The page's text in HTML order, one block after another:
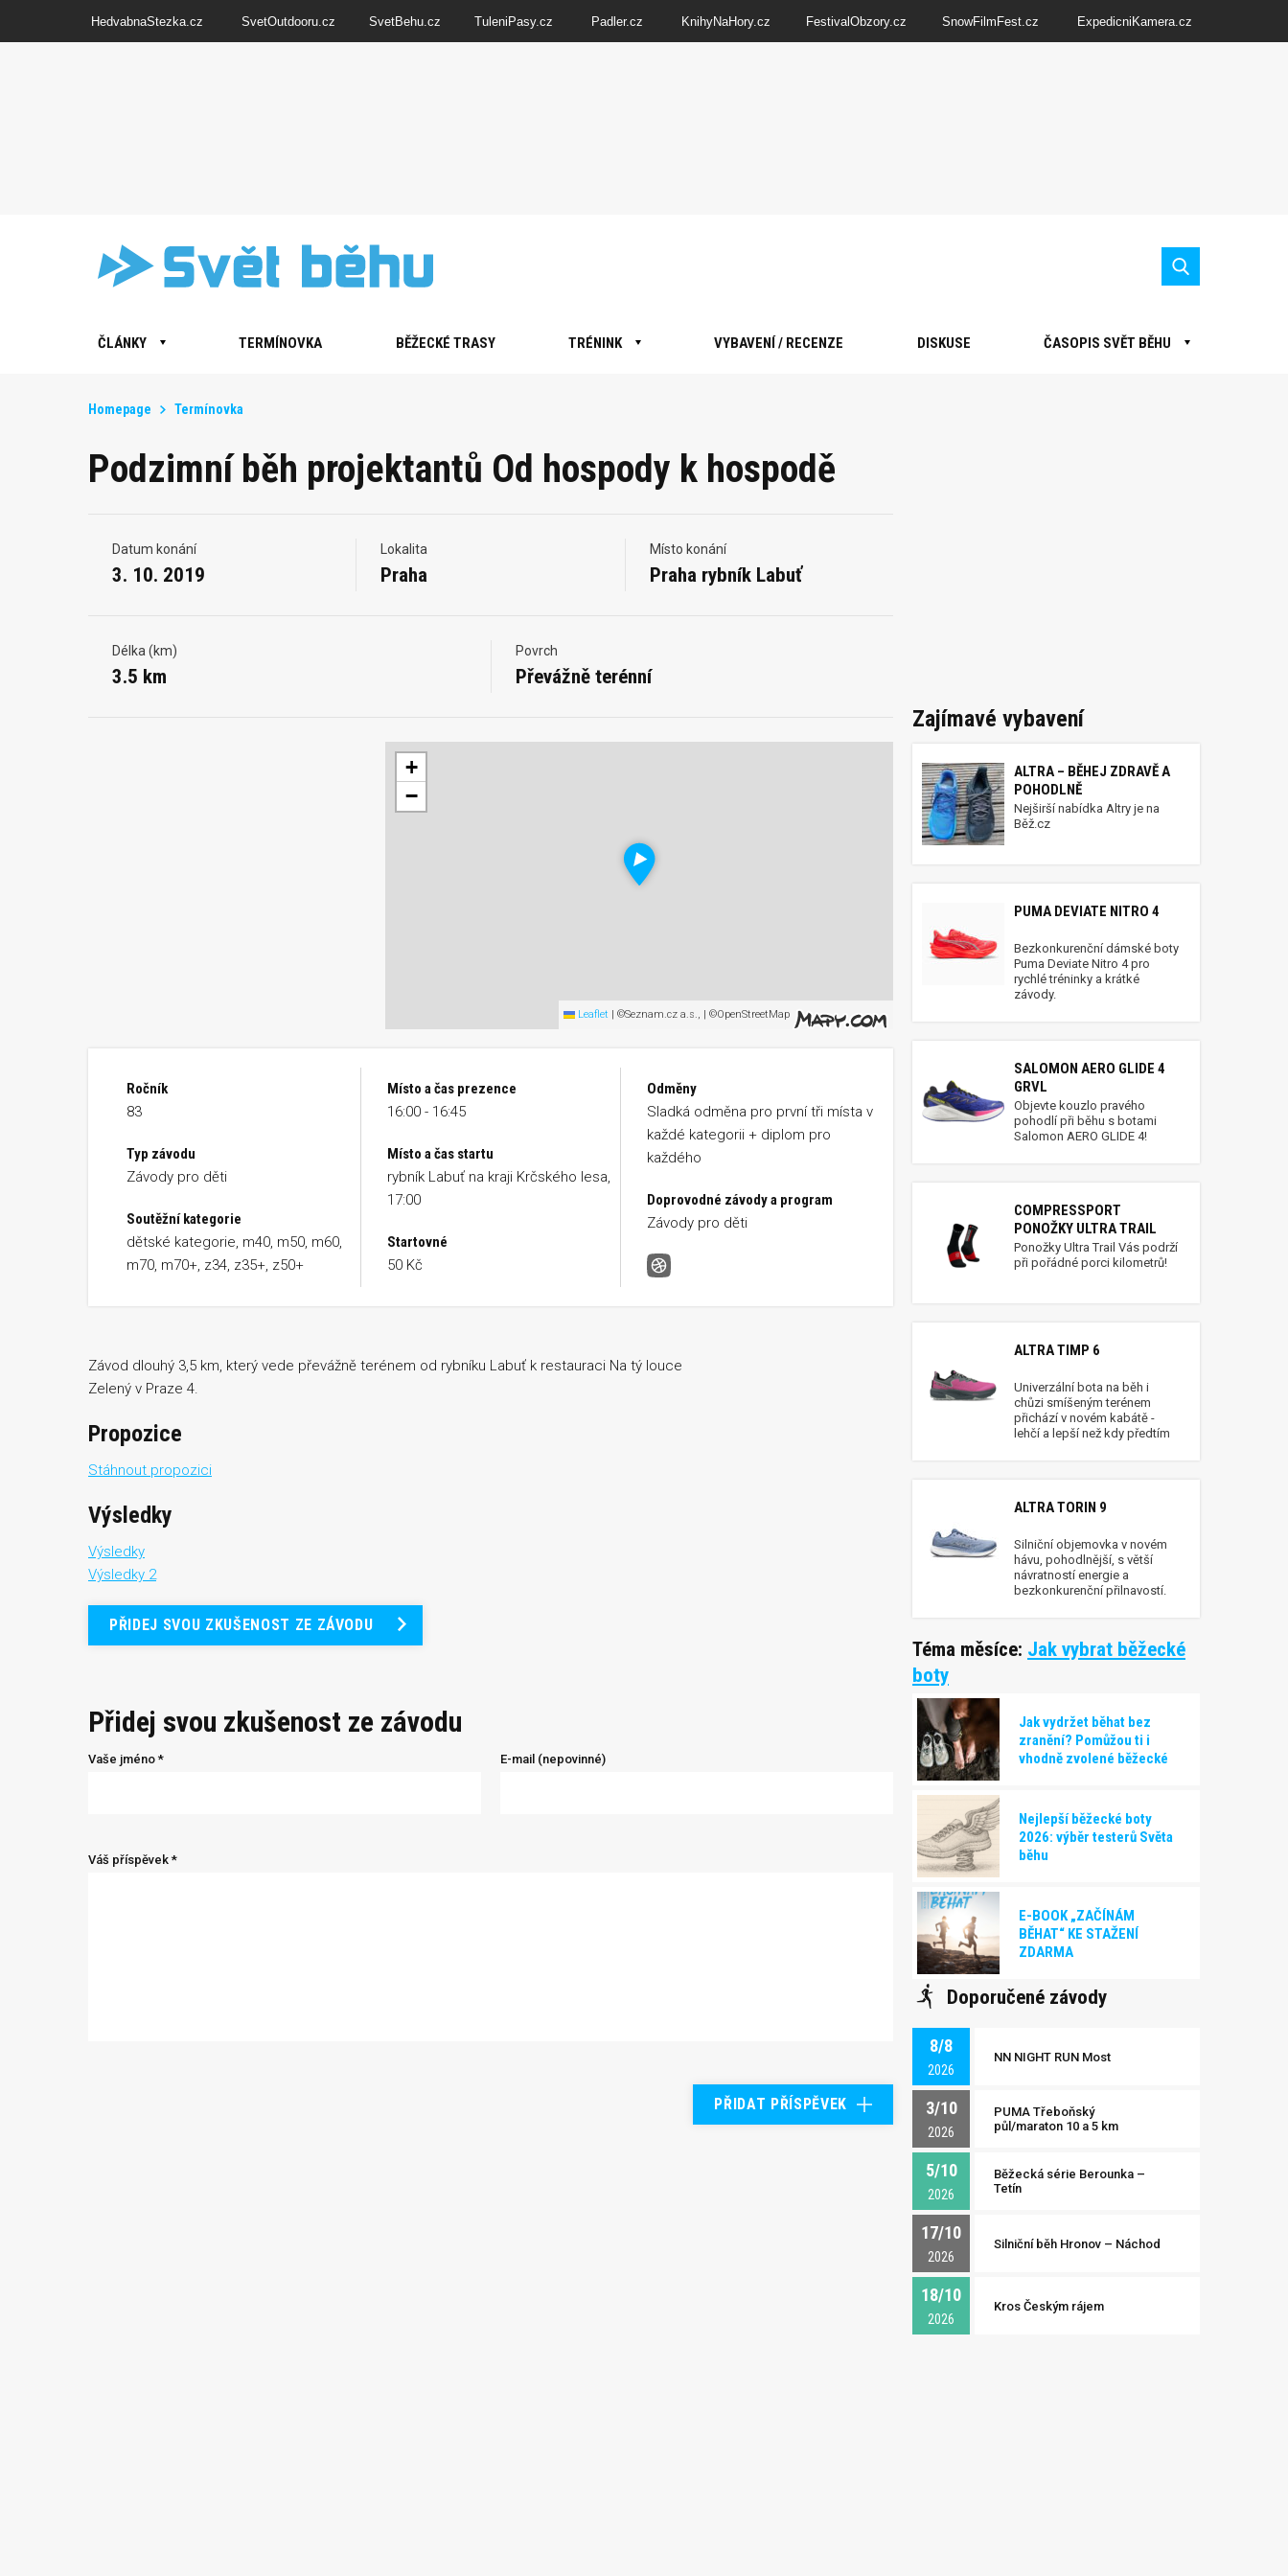
HedvabnaStezka.cz SvetOutdooru.cz SvetBehu.cz TuleniPasy.cz Padler.cz KnihyNaHory.cz FestivalObzory.cz SnowFilmFest.cz ExpedicniKamera.cz
ČLÁNKY TERMÍNOVKA BĚŽECKÉ TRASY TRÉNINK VYBAVENÍ / RECENZE DISKUSE ČASOPIS SVĚT BĚHU
Homepage Termínovka
Podzimní běh projektantů Od hospody k hospodě
Datum konání
3. 10. 2019
Lokalita
Praha
Místo konání
Praha rybník Labuť
Délka (km)
3.5 km
Povrch
Převážně terénní
+
−
Leaflet | ©Seznam.cz a.s., | ©OpenStreetMap
Ročník
83
Typ závodu
Závody pro děti
Soutěžní kategorie
dětské kategorie, m40, m50, m60,
m70, m70+, z34, z35+, z50+
Místo a čas prezence
16:00 - 16:45
Místo a čas startu
rybník Labuť na kraji Krčského lesa,
17:00
Startovné
50 Kč
Odměny
Sladká odměna pro první tři místa v
každé kategorii + diplom pro
každého
Doprovodné závody a program
Závody pro děti
Podzimní běh projektantů Od hospody k hospodě
Závod dlouhý 3,5 km, který vede převážně terénem od rybníku Labuť k restauraci Na tý louce
Zelený v Praze 4.
Propozice
Stáhnout propozici
Výsledky
Výsledky
Výsledky 2
PŘIDEJ SVOU ZKUŠENOST ZE ZÁVODU
Přidej svou zkušenost ze závodu
Vaše jméno * E-mail (nepovinné)
Váš příspěvek *
PŘIDAT PŘÍSPĚVEK
Zajímavé vybavení
ALTRA – BĚHEJ ZDRAVĚ A
POHODLNĚ
Nejširší nabídka Altry je na
Běž.cz
PUMA DEVIATE NITRO 4
Bezkonkurenční dámské boty
Puma Deviate Nitro 4 pro
rychlé tréninky a krátké
závody.
SALOMON AERO GLIDE 4
GRVL
Objevte kouzlo pravého
pohodlí při běhu s botami
Salomon AERO GLIDE 4!
COMPRESSPORT
PONOŽKY ULTRA TRAIL
Ponožky Ultra Trail Vás podrží
při pořádné porci kilometrů!
ALTRA TIMP 6
Univerzální bota na běh i
chůzi smíšeným terénem
přichází v novém kabátě -
lehčí a lepší než kdy předtím
ALTRA TORIN 9
Silniční objemovka v novém
hávu, pohodlnější, s větší
návratností energie a
bezkonkurenční přilnavostí.
Téma měsíce: Jak vybrat běžecké
boty
Jak vydržet běhat bez
zranění? Pomůžou ti i
vhodně zvolené běžecké
Nejlepší běžecké boty
2026: výběr testerů Světa
běhu
E-BOOK „ZAČÍNÁM
BĚHAT“ KE STAŽENÍ
ZDARMA
Doporučené závody
8/8
2026
NN NIGHT RUN Most
3/10
2026
PUMA Třeboňský
půl/maraton 10 a 5 km
5/10
2026
Běžecká série Berounka –
Tetín
17/10
2026
Silniční běh Hronov – Náchod
18/10
2026
Kros Českým rájem